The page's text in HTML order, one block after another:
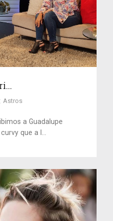
Astros
a Guadalupe
que a l...